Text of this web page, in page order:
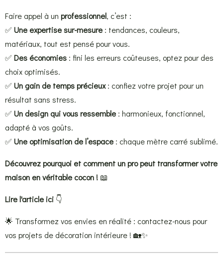
Faire appel à un professionnel, c’est :
✅ Une expertise sur-mesure : tendances, couleurs,
matériaux, tout est pensé pour vous.
✅ Des économies : fini les erreurs coûteuses, optez pour des
choix optimisés.
✅ Un gain de temps précieux: confiez votre projet pour un
résultat sans stress.
✅ Un design qui vous ressemble : harmonieux, fonctionnel,
adapté à vos goûts.
✅ Une optimisation de l’espace : chaque mètre carré sublimé.
Découvrez pourquoi et comment un pro peut transformer votre
maison en véritable cocon ! 📖
Lire l'article ici 👇
🌟 Transformez vos envies en réalité : contactez-nous pour
vos projets de décoration intérieure ! 🏡✨